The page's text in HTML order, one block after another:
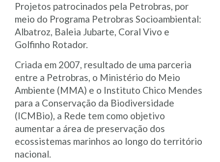
Projetos patrocinados pela Petrobras, por
meio do Programa Petrobras Socioambiental:
Albatroz, Baleia Jubarte, Coral Vivo e
Golfinho Rotador.
Criada em 2007, resultado de uma parceria
entre a Petrobras, o Ministério do Meio
Ambiente (MMA) e o Instituto Chico Mendes
para a Conservação da Biodiversidade
(ICMBio), a Rede tem como objetivo
aumentar a área de preservação dos
ecossistemas marinhos ao longo do território
nacional.